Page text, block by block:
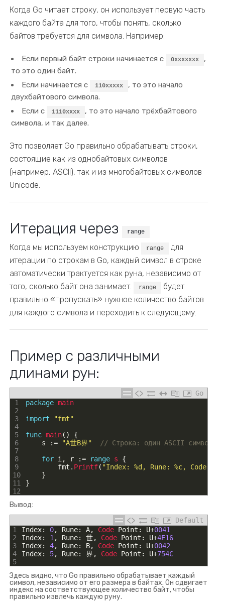
Когда Go читает строку, он использует первую часть
каждого байта для того, чтобы понять, сколько
байтов требуется для символа. Например:
Если первый байт строки начинается с 0xxxxxxx
,
то это один байт.
Если начинается с
110xxxxx
, то это начало
двухбайтового символа.
Если с
1110xxxx
, то это начало трёхбайтового
символа, и так далее.
Это позволяет Go правильно обрабатывать строки,
состоящие как из однобайтовых символов
(например, ASCII), так и из многобайтовых символов
Unicode.
Итерация через range
Когда мы используем конструкцию range
для
итерации по строкам в Go, каждый символ в строке
автоматически трактуется как руна, независимо от
того, сколько байт она занимает.
range
будет
правильно «пропускать» нужное количество байтов
для каждого символа и переходить к следующему.
Пример с различными
длинами рун:
Go
1
2
3
4
5
6
7
8
9
10
11
12
package main
import
"fmt"
func main( )
{
s
:= "A世B界"
// Строка: один ASCII символ
for i , r := range s
{
fmt . Printf( "Index: %d, Rune: %c, Code
}
}
Вывод:
Default
1
2
3
4
5
Index: 0, Rune: A, Code Point : U+0041
Index: 1 , Rune: 世, Code Point : U+4E16
Index: 4, Rune: B, Code Point : U+0042
Index: 5, Rune: 界 , Code Point : U+754C
Здесь видно, что Go правильно обрабатывает каждый
символ, независимо от его размера в байтах. Он сдвигает
индекс на соответствующее количество байт, чтобы
правильно извлечь каждую руну.